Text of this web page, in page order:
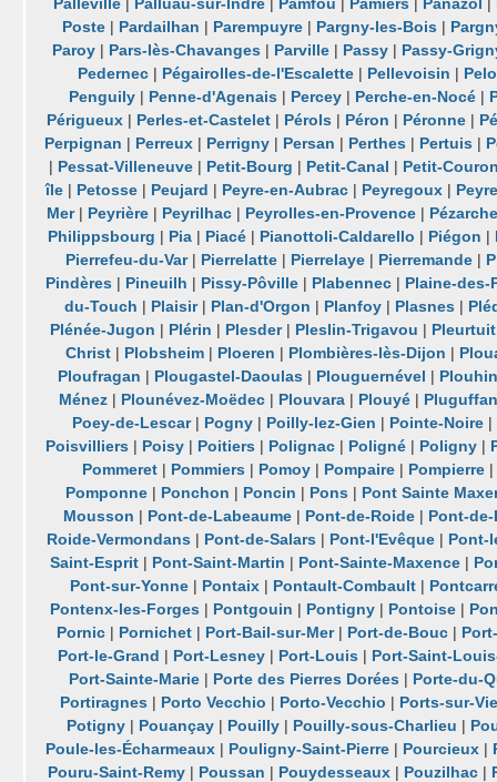
Poste| Pardailhan | Parempuyre| Pargny-les-Bois|
Paroy | Pars-lès-Chavanges | Parville | Passy | Passy-
Pedernec | Pégairolles-de-l'Escalette | Pellevoisin |
Penguily | Penne-d'Agenais | Percey | Perche-en-Nocé |
Périgueux | Perles-et-Castelet | Pérols | Péron | Péronne |
Perpignan | Perreux | Perrigny | Persan | Perthes | Pertuis |
| Pessat-Villeneuve | Petit-Bourg | Petit-Canal | Petit-
île | Petosse | Peujard | Peyre-en-Aubrac | Peyregoux |
Mer| Peyrière| Peyrilhac| Peyrolles-en-Provence|
Philippsbourg | Pia| Piacé| Pianottoli-Caldarello | Piégon |
Pierrefeu-du-Var| Pierrelatte | Pierrelaye | Pierremande |
Pindères| Pineuilh | Pissy-Pôville| Plabennec| Plaine-des-
du-Touch | Plaisir| Plan-d'Orgon | Planfoy | Plasnes |
Plénée-Jugon | Plérin | Plesder| Pleslin-Trigavou | Pleurtuit
Christ| Plobsheim| Ploeren | Plombières-lès-Dijon |
Ploufragan | Plougastel-Daoulas| Plouguernével |
Ménez| Plounévez-Moëdec| Plouvara| Plouyé| Pluguffan
Poey-de-Lescar| Pogny | Poilly-lez-Gien | Pointe-Noire |
Poisvilliers | Poisy | Poitiers | Polignac | Poligné | Poligny |
Pommeret| Pommiers| Pomoy| Pompaire| Pompierre|
Pomponne| Ponchon | Poncin | Pons| Pont Sainte
Mousson | Pont-de-Labeaume | Pont-de-Roide | Pont-
Roide-Vermondans| Pont-de-Salars| Pont-l'Evêque| Pont-
Saint-Esprit| Pont-Saint-Martin | Pont-Sainte-Maxence|
Pont-sur-Yonne| Pontaix| Pontault-Combault|
Pontenx-les-Forges| Pontgouin | Pontigny| Pontoise|
Pornic| Pornichet| Port-Bail-sur-Mer| Port-de-Bouc|
Port-le-Grand | Port-Lesney| Port-Louis| Port-Saint-
Port-Sainte-Marie | Porte des Pierres Dorées | Porte-du-
Portiragnes| Porto Vecchio | Porto-Vecchio | Ports-sur-
Potigny | Pouançay | Pouilly | Pouilly-sous-Charlieu |
Poule-les-Écharmeaux | Pouligny-Saint-Pierre | Pourcieux |
Pouru-Saint-Remy| Poussan | Pouydesseaux| Pouzilhac|